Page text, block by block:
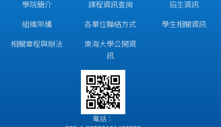
學院簡介
組織架構
相關章程與辦法
課程資訊查詢
各單位聯絡方式
東海大學公開資
訊
招生資訊
學生相關資訊
電話：